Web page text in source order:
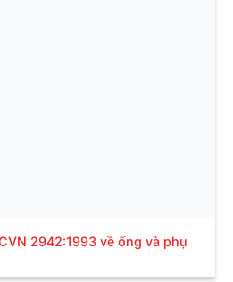
2942:1993 về ống và phụ